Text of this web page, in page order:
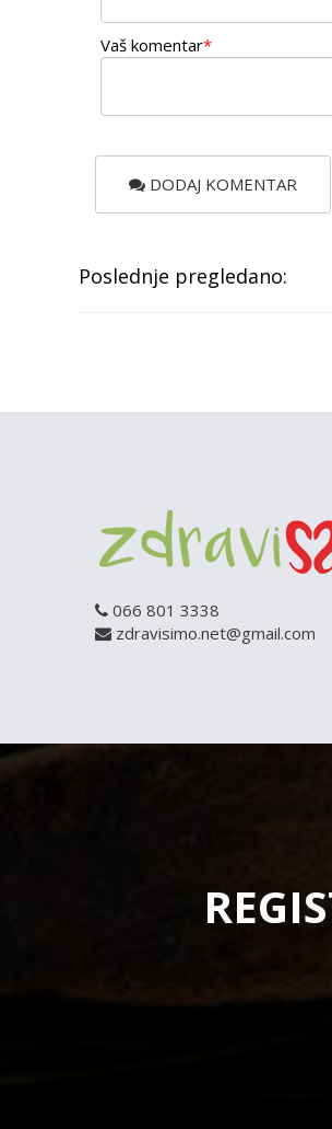
Vaš komentar*
DODAJ KOMENTAR
Poslednje pregledano:
066 801 3338
zdravisimo.net@gmail.com